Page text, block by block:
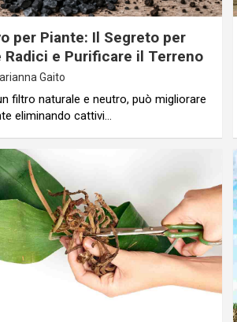
per Piante: Il Segreto per
Radici e Purificare il Terreno
Gaito
filtro naturale e neutro, può migliorare
eliminando cattivi…